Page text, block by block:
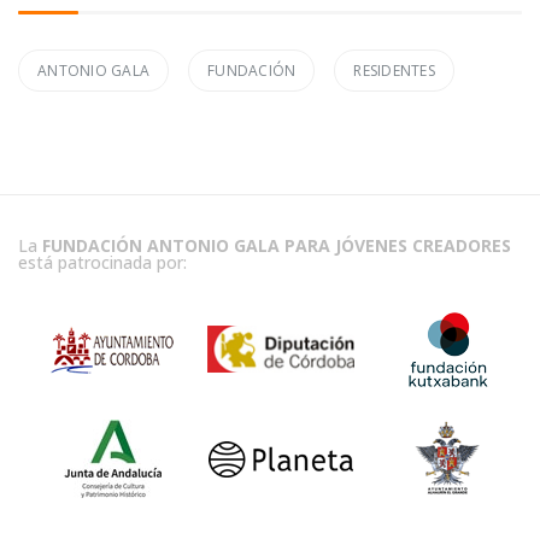
ANTONIO GALA FUNDACIÓN RESIDENTES
La FUNDACIÓN ANTONIO GALA PARA JÓVENES CREADORES
está patrocinada por: